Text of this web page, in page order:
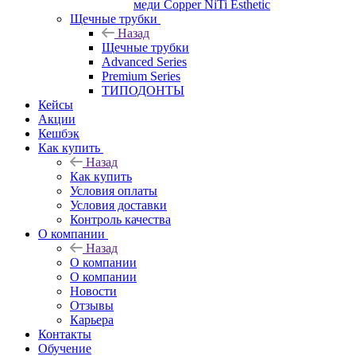
меди Copper NiTi Esthetic
Щечные трубки
Назад
Щечные трубки
Advanced Series
Premium Series
ТИПОДОНТЫ
Кейсы
Акции
Кешбэк
Как купить
Назад
Как купить
Условия оплаты
Условия доставки
Контроль качества
О компании
Назад
О компании
О компании
Новости
Отзывы
Карьера
Контакты
Обучение